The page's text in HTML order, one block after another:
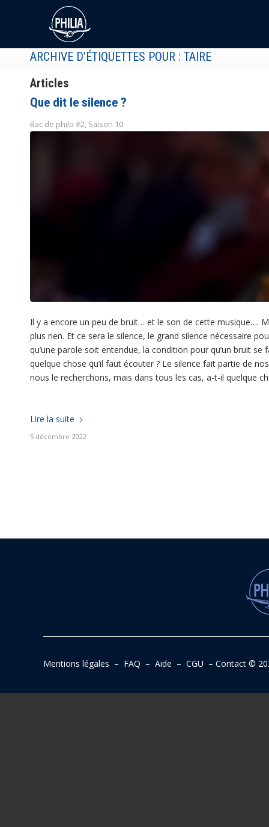
ARCHIVE D’ÉTIQUETTES POUR : TAIRE
Articles
Que dit le silence ?
Bac de philo #2, Saison 10
Il y a encore un peu de bruit… et le son de cette musique….
plus rien. Et ce sera le silence, le grand silence nécessaire
qu’une parole soit entendue, la condition pour qu’un bruit
quelque chose qu’il faut écouter ? Le silence fait partie de
nous le recherchons, mais dans tous les cas, a-t-il quelque
Lire la suite
5 décembre 2022
Mentions légales – FAQ – Aide – CGU – Contact©